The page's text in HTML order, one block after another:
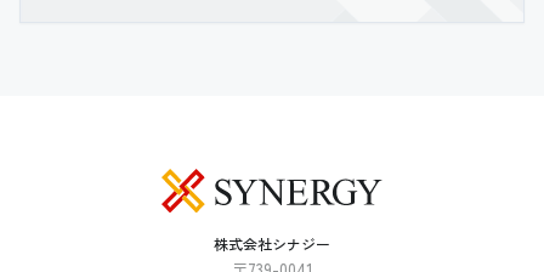
株式会社シナジー